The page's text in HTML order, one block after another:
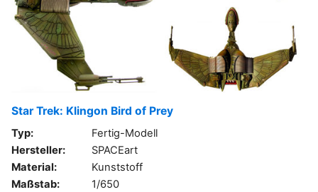
Star Trek: Klingon Bird of Prey
Typ:
Fertig-Modell
Hersteller:
SPACEart
Material:
Kunststoff
Maßstab:
1/650